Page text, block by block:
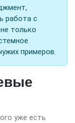
работа с
только
примеров.
уже есть